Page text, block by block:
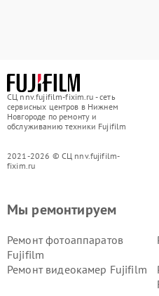
СЦ nnv.fujifilm-fixim.ru - сеть
сервисных центров в Нижнем
Новгороде по ремонту и
обслуживанию техники Fujifilm
2021-2026 © СЦ nnv.fujifilm-
fixim.ru
Мы ремонтируем
Ремонт фотоаппаратов
Fujifilm
Ремонт видеокамер Fujifilm